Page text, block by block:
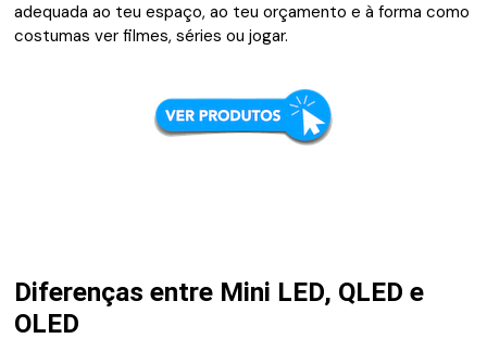
adequada ao teu espaço, ao teu orçamento e à forma como
costumas ver filmes, séries ou jogar.
Diferenças entre Mini LED, QLED e
OLED